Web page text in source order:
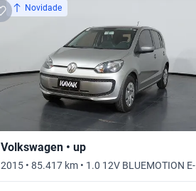
Novidade
Volkswagen • up
2015 • 85.417 km • 1.0 12V BLUEMOTION E-
FLEX MOVE UP! • Manual